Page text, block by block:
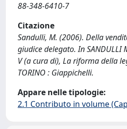
88-348-6410-7
Citazione
Sandulli, M. (2006). Della
giudice delegato. In SANDULLI
V (a cura di), La riforma della
TORINO : Giappichelli.
Appare nelle tipologie:
2.1 Contributo in volume